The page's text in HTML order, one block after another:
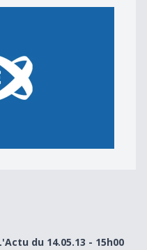
du 14.05.13 - 15h00